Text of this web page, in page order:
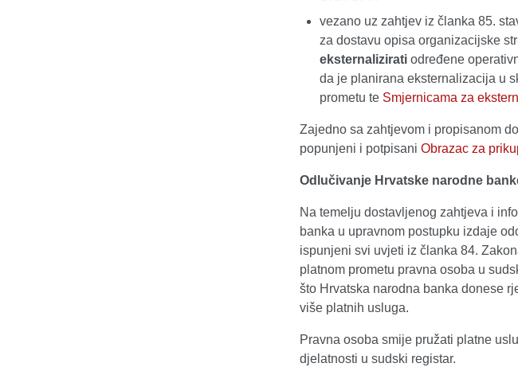
vezano uz zahtjev iz članka 85.
za dostavu opisa organizacijske
eksternalizirati određene
da je planirana eksternalizacija u
prometu te Smjernicama za
Zajedno sa zahtjevom i propisanom
popunjeni i potpisani Obrazac za
Odlučivanje Hrvatske narodne
Na temelju dostavljenog zahtjeva i
banka u upravnom postupku izdaje
ispunjeni svi uvjeti iz članka 84.
platnom prometu pravna osoba u
što Hrvatska narodna banka donese
više platnih usluga.
Pravna osoba smije pružati platne
djelatnosti u sudski registar.